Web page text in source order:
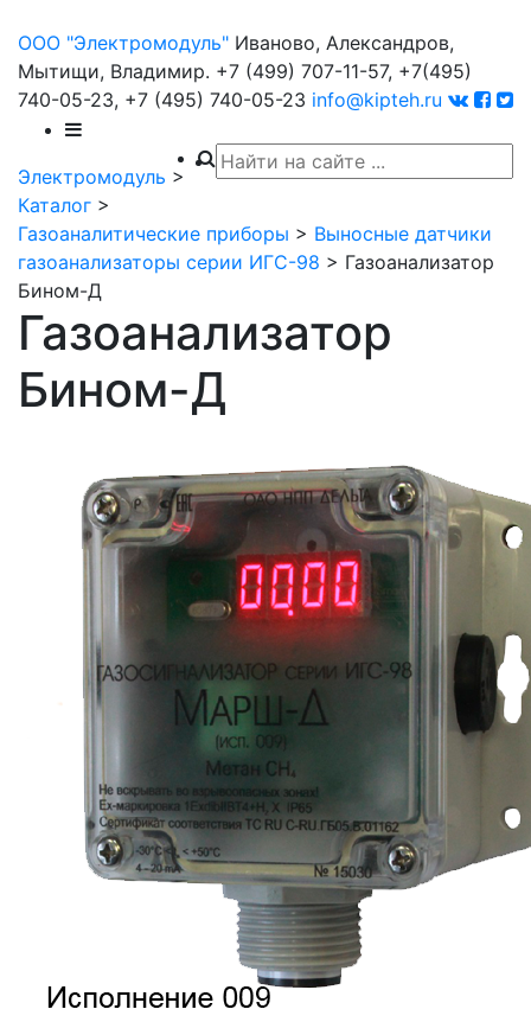
ООО "Электромодуль" Иваново, Александров,
Мытищи, Владимир. +7 (499) 707-11-57, +7(495)
740-05-23, +7 (495) 740-05-23 info@kipteh.ru
Электромодуль >
Каталог >
Газоаналитические приборы > Выносные датчики
газоанализаторы серии ИГС-98 > Газоанализатор
Бином-Д
Газоанализатор
Бином-Д